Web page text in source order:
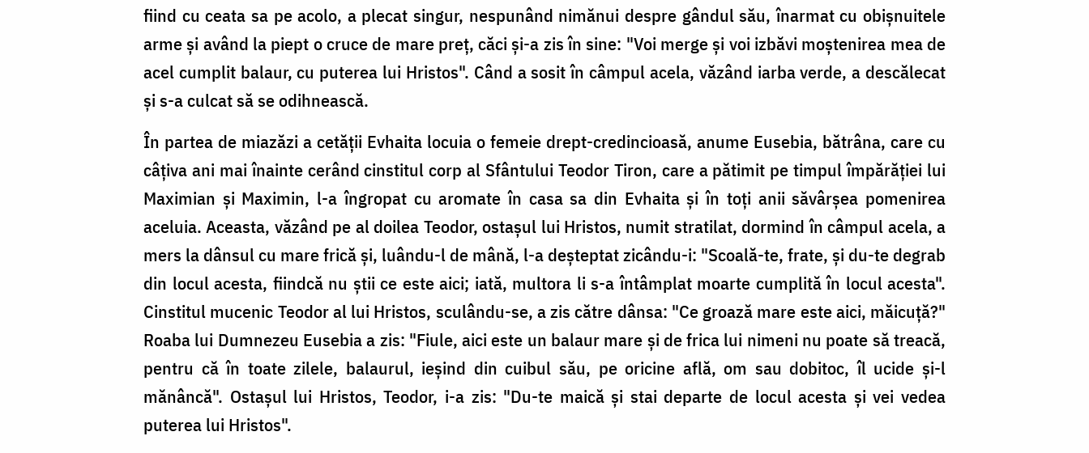
fiind cu ceata sa pe acolo, a plecat singur, nespunând nimănui despre gândul său, înarmat cu obișnuitele
arme și având la piept o cruce de mare preț, căci și-a zis în sine: "Voi merge și voi izbăvi moștenirea mea de
acel cumplit balaur, cu puterea lui Hristos". Când a sosit în câmpul acela, văzând iarba verde, a descălecat
și s-a culcat să se odihnească.
În partea de miazăzi a cetății Evhaita locuia o femeie drept-credincioasă, anume Eusebia, bătrâna, care cu
câțiva ani mai înainte cerând cinstitul corp al Sfântului Teodor Tiron, care a pătimit pe timpul împărăției lui
Maximian și Maximin, l-a îngropat cu aromate în casa sa din Evhaita și în toți anii săvârșea pomenirea
aceluia. Aceasta, văzând pe al doilea Teodor, ostașul lui Hristos, numit stratilat, dormind în câmpul acela, a
mers la dânsul cu mare frică și, luându-l de mână, l-a deșteptat zicându-i: "Scoală-te, frate, și du-te degrab
din locul acesta, fiindcă nu știi ce este aici; iată, multora li s-a întâmplat moarte cumplită în locul acesta".
Cinstitul mucenic Teodor al lui Hristos, sculându-se, a zis către dânsa: "Ce groază mare este aici, măicuță?"
Roaba lui Dumnezeu Eusebia a zis: "Fiule, aici este un balaur mare și de frica lui nimeni nu poate să treacă,
pentru că în toate zilele, balaurul, ieșind din cuibul său, pe oricine află, om sau dobitoc, îl ucide și-l
mănâncă". Ostașul lui Hristos, Teodor, i-a zis: "Du-te maică și stai departe de locul acesta și vei vedea
puterea lui Hristos".